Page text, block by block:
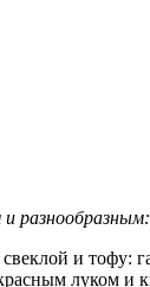
и
луком и